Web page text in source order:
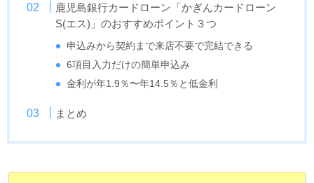
鹿児島銀行カードローン「かぎんカードローン
S(エス)」のおすすめポイント３つ
申込みから契約まで来店不要で完結できる
6項目入力だけの簡単申込み
金利が年1.9％〜年14.5％と低金利
まとめ